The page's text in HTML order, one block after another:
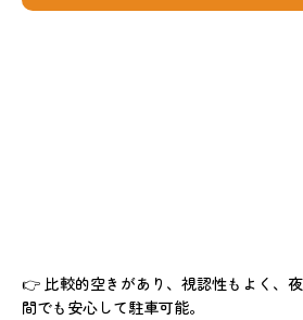
👉 比較的空きがあり、視認性もよく、
間でも安心して駐車可能。